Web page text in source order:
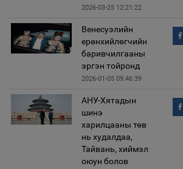
2026-03-25 12:21:22
Венесуэлийн
ерөнхийлөгчийн
баривчилгааны
эргэн тойронд
2026-01-05 09:46:39
АНУ-Хятадын
шинэ
харилцааны төв
нь худалдаа,
Тайвань, хиймэл
оюун болов